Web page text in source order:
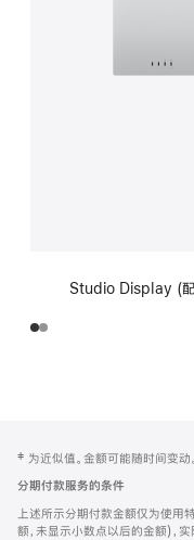
Studio Display (配
页
页
脚
注
‡ 为近似值。金额可能随时间变动。
分期付款服务的条件
上述所示分期付款金额仅为使用
额，未显示小数点以后的金额)，